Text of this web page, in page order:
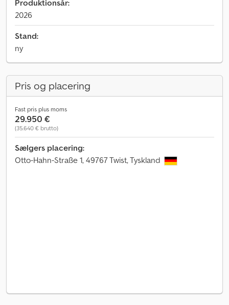
Produktionsår:
2026
Stand:
ny
Pris og placering
Fast pris plus moms
29.950 €
(35.640 € brutto)
Sælgers placering:
Otto-Hahn-Straße 1, 49767 Twist, Tyskland